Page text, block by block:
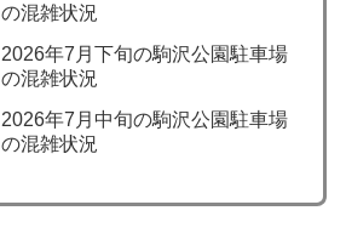
の混雑状況
2026年7月下旬の駒沢公園駐車場
の混雑状況
2026年7月中旬の駒沢公園駐車場
の混雑状況